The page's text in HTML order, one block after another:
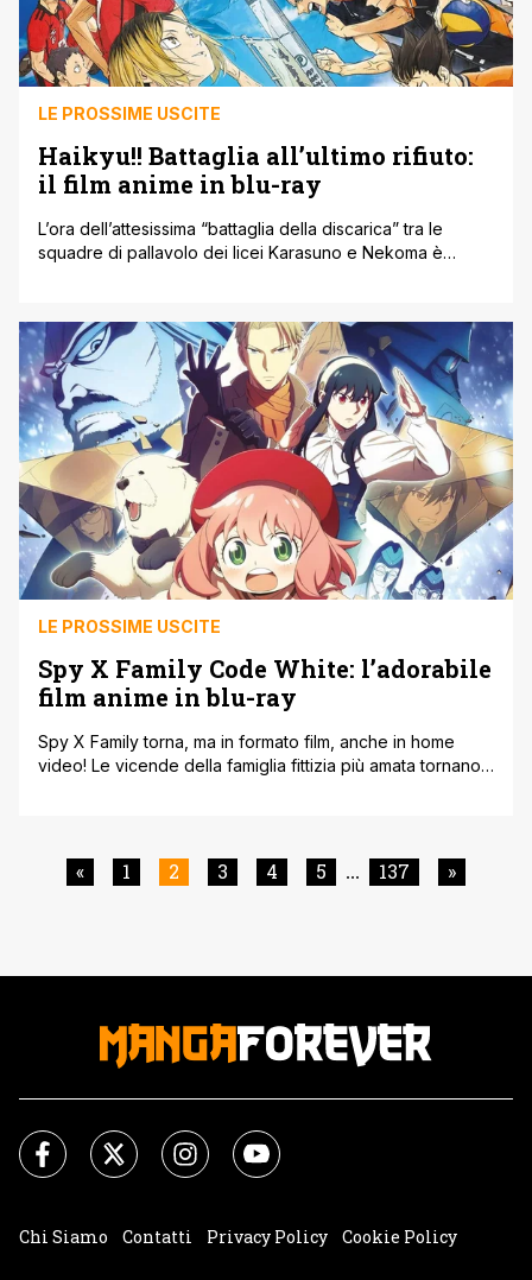
LE PROSSIME USCITE
Haikyu!! Battaglia all’ultimo rifiuto:
il film anime in blu-ray
L’ora dell’attesissima “battaglia della discarica” tra le
squadre di pallavolo dei licei Karasuno e Nekoma è
Factory etichetta di Plaion Pictures dedicata
all'animazione nipponica. Haikyu!! ' L'asso del volley è un
manga shōnen scritto e disegnato da Haruichi Furudate.
[']
LE PROSSIME USCITE
Spy X Family Code White: l’adorabile
film anime in blu-ray
Spy X Family torna, ma in formato film, anche in home
video! Le vicende della famiglia fittizia più amata tornano
etichetta di Plaion Pictures dedicata all'animazione
nipponica. Tutto [']
« 1 2 3 4 5 ... 137 »
Chi Siamo Contatti Privacy Policy
Cookie Policy